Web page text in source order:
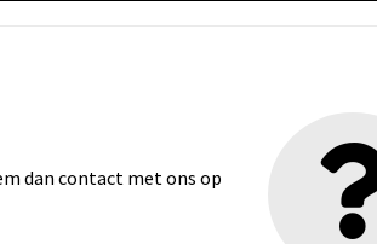
dan contact met ons op